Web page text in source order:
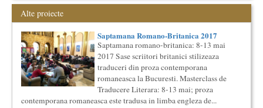
Saptamana romano-britanica: 8-13 mai 2017 Sase scriitori
britanici stilizeaza traduceri din proza contemporana
romaneasca ...
Elitele Romaniei
Anuarul Elitei culturale si stiintifice din Romania
Proiectul lansat de catre Societatea Muzicala, a fost conceput
initial ca un anuar al elitei muzicale din Romania – anuar...
Cursul de Arta universala: Marile capodopere
Societatea Muzicala organizeaza un curs de arta universala:
"Marile capodopere ale umanitatii". Este un curs intensiv si
Alte proiecte
Saptamana Romano-Britanica 2017
Saptamana romano-britanica: 8-13 mai
2017 Sase scriitori britanici stilizeaza
traduceri din proza contemporana
romaneasca la Bucuresti. Masterclass de
Traducere Literara: 8-13 mai; proza
contemporana romaneasca este tradusa in limba engleza de...